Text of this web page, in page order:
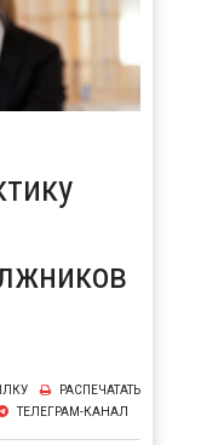
РАСПЕЧАТАТЬ
ТЕЛЕГРАМ-КАНАЛ